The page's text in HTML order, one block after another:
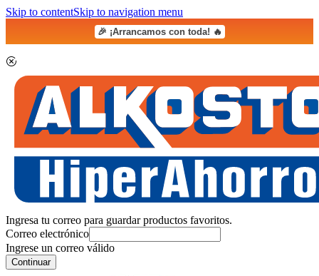
Skip to contentSkip to navigation menu
🎉 ¡Arrancamos con toda! 🔥
Ingresa tu correo para guardar productos favoritos.
Correo electrónico
Ingrese un correo válido
Continuar